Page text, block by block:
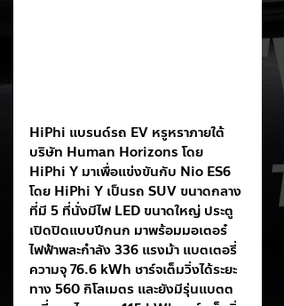
HiPhi แบรนด์รถ EV หรูหราภายใต้
บริษัท Human Horizons โดย
HiPhi Y มาเพื่อแข่งขันกับ Nio ES6
โดย HiPhi Y เป็นรถ SUV ขนาดกลาง
ที่มี 5 ที่นั่งมีไฟ LED ขนาดใหญ่ ประตู
เปิดปิดแบบปีกนก มาพร้อมมอเตอร๋
ไฟฟ้าพละกำลัง 336 แรงม้า แบตเตอรี่
ความจุ 76.6 kWh ชาร์จเต็มวิ่งได้ระยะ
ทาง 560 กิโลเมตร และยังมีรุ่นแบตต